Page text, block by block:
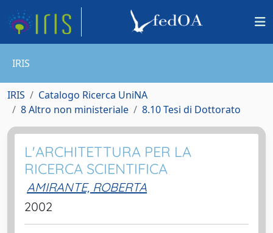
IRIS
IRIS
Catalogo Ricerca UniNA
8 Altro non ministeriale
8.10 Tesi di Dottorato
L'ARCHITETTURA PER LA
RICERCA SCIENTIFICA
AMIRANTE, ROBERTA
2002